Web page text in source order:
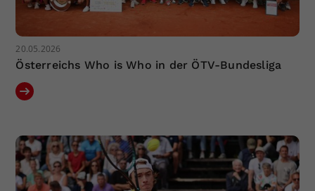
20.05.2026
Österreichs Who is Who in der ÖTV-Bundesliga